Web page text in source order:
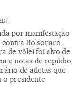
por manifestação
contra Bolsonaro,
de vôlei foi alvo de
e notas de repúdio,
de atletas que
o presidente